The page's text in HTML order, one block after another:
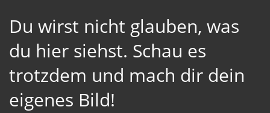
Du wirst nicht glauben, was
du hier siehst. Schau es
trotzdem und mach dir dein
eigenes Bild!